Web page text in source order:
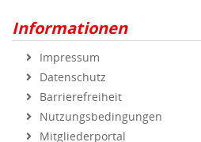
Informationen
Impressum
Datenschutz
Barrierefreiheit
Nutzungsbedingungen
Mitgliederportal